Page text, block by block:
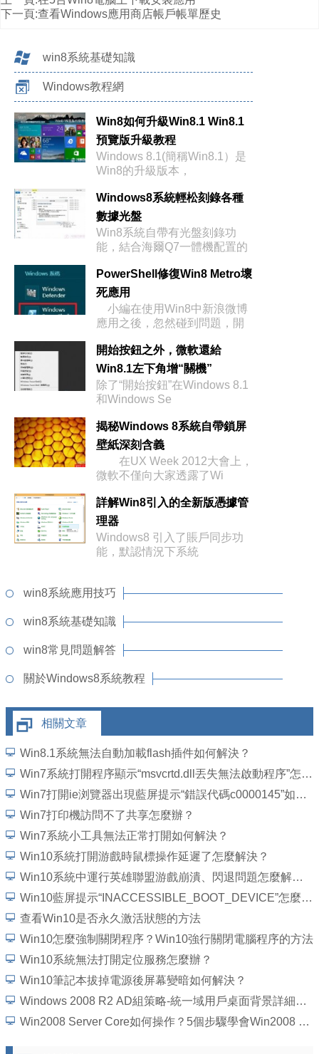
下一頁:查看Windows應用商店帳戶帳單歷史
win8系統基礎知識
Windows教程網
Win8如何升級Win8.1 Win8.1
預覽版升級教程
Windows 8.1(簡稱Win8.1）是
Win8的升級版本，
Windows8系統輕松刻錄各種
數據光盤
Win8系統自帶有光盤刻錄功
能，結合海爾Q7一體機配置的
PowerShell修復Win8 Metro壞
死應用
小編在使用Win8中新浪微博
應用之後，忽然碰到問題，開
開始按鈕之外，微軟還給
Win8.1左下角增“關機”
除了“開始按鈕”在Windows 8.1
和Windows Se
揭秘Windows 8系統自帶鎖屏
壁紙深刻含義
在UX Week 2012大會上，
微軟不僅向大家透露了Wi
詳解Win8引入的全新版憑據管
理器
Windows8 引入了賬戶同步功
能，默認情況下系統
win8系統應用技巧
win8系統基礎知識
win8常見問題解答
關於Windows8系統教程
相關文章
Win8.1系統無法自動加載flash插件如何解決？
Win7系統打開程序顯示“msvcrtd.dll丟失無法啟動程序”怎麼解決
Win7打開ie浏覽器出現藍屏提示“錯誤代碼c0000145”如何解決？
Win7打印機訪問不了共享怎麼辦？
Win7系統小工具無法正常打開如何解決？
Win10系統打開游戲時鼠標操作延遲了怎麼解決？
Win10系統中運行英雄聯盟游戲崩潰、閃退問題怎麼解決？
Win10藍屏提示“INACCESSIBLE_BOOT_DEVICE”怎麼處理？
查看Win10是否永久激活狀態的方法
Win10怎麼強制關閉程序？Win10強行關閉電腦程序的方法
Win10系統無法打開定位服務怎麼辦？
Win10筆記本拔掉電源後屏幕變暗如何解決？
Windows 2008 R2 AD組策略-統一域用戶桌面背景詳細圖文教程
Win2008 Server Core如何操作？5個步驟學會Win2008 Server Core操作